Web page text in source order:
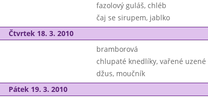
fazolový guláš, chléb
čaj se sirupem, jablko
Čtvrtek 18. 3. 2010
bramborová
chlupaté knedlíky, vařené uzené
džus, moučník
Pátek 19. 3. 2010